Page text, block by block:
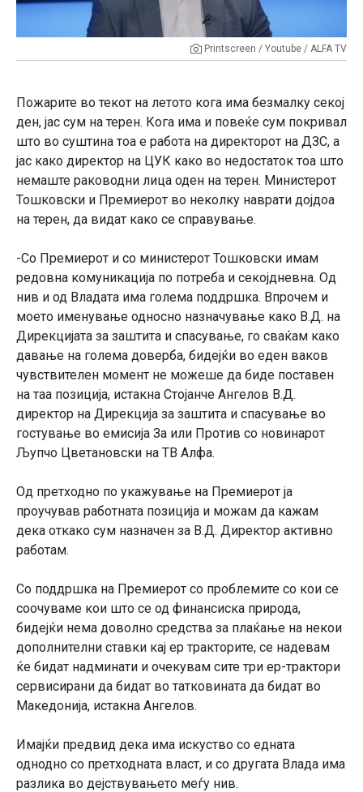
Printscreen / Youtube / ALFA TV
Пожарите во текот на летото кога има безмалку секој
ден, јас сум на терен. Кога има и повеќе сум покривал
што во суштина тоа е работа на директорот на ДЗС, а
јас како директор на ЦУК како во недостаток тоа што
немаште раководни лица оден на терен. Министерот
Тошковски и Премиерот во неколку наврати дојдоа
на терен, да видат како се справување.
-Со Премиерот и со министерот Тошковски имам
редовна комуникација по потреба и секојдневна. Од
нив и од Владата има голема поддршка. Впрочем и
моето именување односно назначување како В.Д. на
Дирекцијата за заштита и спасување, го сваќам како
давање на голема доверба, бидејќи во еден ваков
чувствителен момент не можеше да биде поставен
на таа позиција, истакна Стојанче Ангелов В.Д.
директор на Дирекција за заштита и спасување во
гостување во емисија За или Против со новинарот
Љупчо Цветановски на ТВ Алфа.
Од претходно по укажување на Премиерот ја
проучував работната позиција и можам да кажам
дека откако сум назначен за В.Д. Директор активно
работам.
Со поддршка на Премиерот со проблемите со кои се
соочуваме кои што се од финансиска природа,
бидејќи нема доволно средства за плаќање на некои
дополнителни ставки кај ер тракторите, се надевам
ќе бидат надминати и очекувам сите три ер-трактори
сервисирани да бидат во татковината да бидат во
Македонија, истакна Ангелов.
Имајќи предвид дека има искуство со едната
однодно со претходната власт, и со другата Влада има
разлика во дејствувањето меѓу нив.